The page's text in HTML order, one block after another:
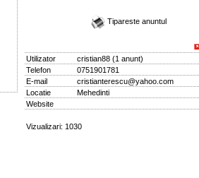
Tipareste anuntul
Utilizator cristian88(1 anunt)
Telefon
0751901781
E-mail
cristianterescu@yahoo.com
Locatie
Mehedinti
Website
Vizualizari: 1030